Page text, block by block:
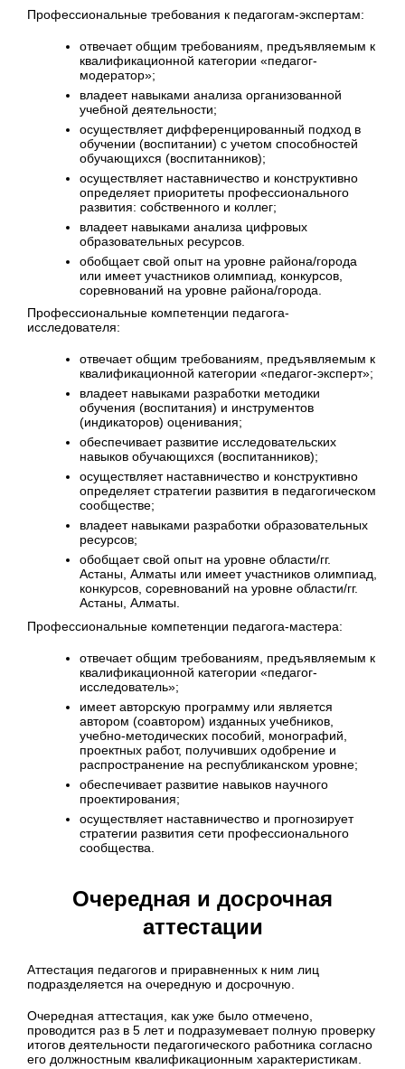
Профессиональные требования к педагогам-экспертам:
отвечает общим требованиям, предъявляемым к
квалификационной категории «педагог-
модератор»;
владеет навыками анализа организованной
учебной деятельности;
осуществляет дифференцированный подход в
обучении (воспитании) с учетом способностей
обучающихся (воспитанников);
осуществляет наставничество и конструктивно
определяет приоритеты профессионального
развития: собственного и коллег;
владеет навыками анализа цифровых
образовательных ресурсов.
обобщает свой опыт на уровне района/города
или имеет участников олимпиад, конкурсов,
соревнований на уровне района/города.
Профессиональные компетенции педагога-
исследователя:
отвечает общим требованиям, предъявляемым к
квалификационной категории «педагог-эксперт»;
владеет навыками разработки методики
обучения (воспитания) и инструментов
(индикаторов) оценивания;
обеспечивает развитие исследовательских
навыков обучающихся (воспитанников);
осуществляет наставничество и конструктивно
определяет стратегии развития в педагогическом
сообществе;
владеет навыками разработки образовательных
ресурсов;
обобщает свой опыт на уровне области/гг.
Астаны, Алматы или имеет участников олимпиад,
конкурсов, соревнований на уровне области/гг.
Астаны, Алматы.
Профессиональные компетенции педагога-мастера:
отвечает общим требованиям, предъявляемым к
квалификационной категории «педагог-
исследователь»;
имеет авторскую программу или является
автором (соавтором) изданных учебников,
учебно-методических пособий, монографий,
проектных работ, получивших одобрение и
распространение на республиканском уровне;
обеспечивает развитие навыков научного
проектирования;
осуществляет наставничество и прогнозирует
стратегии развития сети профессионального
сообщества.
Очередная и досрочная
аттестации
Аттестация педагогов и приравненных к ним лиц
подразделяется на очередную и досрочную.
Очередная аттестация, как уже было отмечено,
проводится раз в 5 лет и подразумевает полную проверку
итогов деятельности педагогического работника согласно
его должностным квалификационным характеристикам.